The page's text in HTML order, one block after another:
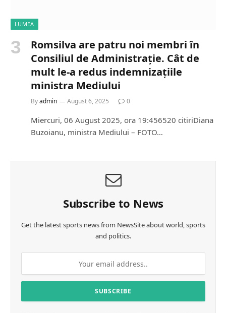
LUMEA
Romsilva are patru noi membri în
Consiliul de Administrație. Cât de
mult le-a redus indemnizațiile
ministra Mediului
Byadmin August 6, 2025 0
Miercuri, 06 August 2025, ora 19:456520 citiriDiana
Buzoianu, ministra Mediului – FOTO…
Subscribe to News
Get the latest sports news from NewsSite about world, sports
and politics.